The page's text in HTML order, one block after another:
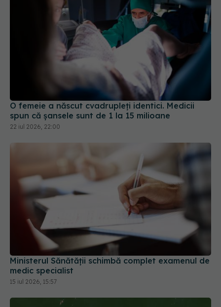
O femeie a născut cvadrupleți identici. Medicii
spun că șansele sunt de 1 la 15 milioane
22 iul 2026, 22:00
Ministerul Sănătății schimbă complet examenul de
medic specialist
15 iul 2026, 15:57